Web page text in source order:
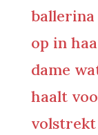
op in
dame
haalt
volstrekt